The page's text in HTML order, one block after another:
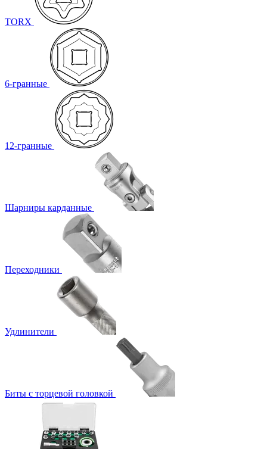
TORX
6-гранные
12-гранные
Шарниры карданные
Переходники
Удлинители
Биты с торцевой головкой